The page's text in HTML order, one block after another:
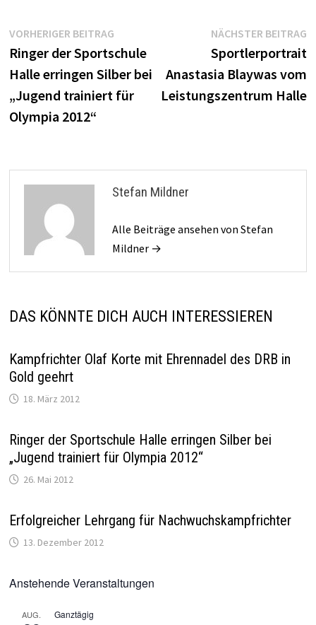
Beitragsnavigation
VORHERIGER BEITRAGVorheriger
Beitrag:
Ringer der Sportschule
Halle erringen Silber bei
„Jugend trainiert für
Olympia 2012“
NÄCHSTER BEITRAG
Sportlerportrait
Anastasia Blaywas vom
Leistungszentrum Halle
Stefan Mildner
Alle Beiträge ansehen von Stefan
Mildner →
DAS KÖNNTE DICH AUCH INTERESSIEREN
Kampfrichter Olaf Korte mit Ehrennadel des DRB in
Gold geehrt
18. März 2012
Ringer der Sportschule Halle erringen Silber bei
„Jugend trainiert für Olympia 2012“
26. Mai 2012
Erfolgreicher Lehrgang für Nachwuchskampfrichter
13. Dezember 2012
Anstehende Veranstaltungen
AUG. Ganztägig